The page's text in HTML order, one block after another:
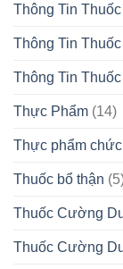
Thông Tin Thuốc
Thông Tin Thuốc
Thông Tin
Thực Phẩm (14)
Thực phẩm
Thuốc bổ thận
Thuốc Cường
Thuốc Cường